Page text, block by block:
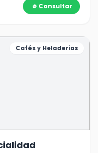
Consultar
Cafés y Heladerías